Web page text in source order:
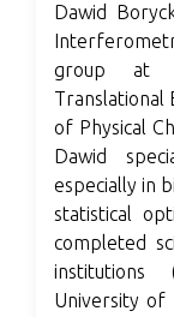
Dawid
group at
Translational
of Physical
Dawid
especially in
statistical
completed
institutions
University of